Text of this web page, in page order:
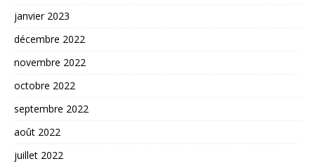
janvier 2023
décembre 2022
novembre 2022
octobre 2022
septembre 2022
août 2022
juillet 2022